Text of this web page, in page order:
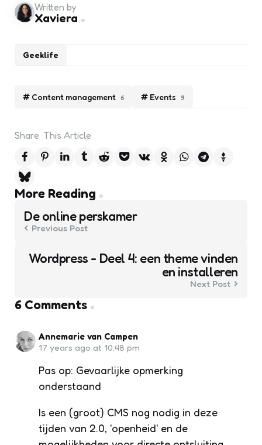
Content management 6 Events 9
Geeklife
Written by
Xaviera
Share This Article
More Reading
Post
navigation
De online perskamer
Previous Post
Wordpress - Deel 4: een theme vinden
en installeren
Next Post
6 Comments
Annemarie van Campen
17 years ago at 10:48 pm
Pas op: Gevaarlijke opmerking
onderstaand
Is een (groot) CMS nog nodig in deze
tijden van 2.0, 'openheid' en de